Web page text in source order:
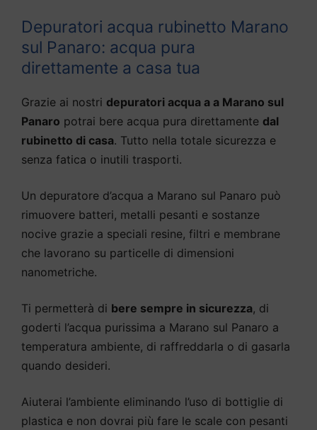
Depuratori acqua rubinetto Marano
sul Panaro: acqua pura
direttamente a casa tua
Grazie ai nostri depuratori acqua a a Marano sul
Panaro potrai bere acqua pura direttamente dal
rubinetto di casa. Tutto nella totale sicurezza e
senza fatica o inutili trasporti.
Un depuratore d’acqua a Marano sul Panaro può
rimuovere batteri, metalli pesanti e sostanze
nocive grazie a speciali resine, filtri e membrane
che lavorano su particelle di dimensioni
nanometriche.
Ti permetterà di bere sempre in sicurezza, di
goderti l’acqua purissima a Marano sul Panaro a
temperatura ambiente, di raffreddarla o di gasarla
quando desideri.
Aiuterai l’ambiente eliminando l’uso di bottiglie di
plastica e non dovrai più fare le scale con pesanti